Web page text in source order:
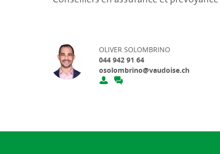
OLIVER SOLOMBRINO
044 942 91 64
osolombrino@vaudoise.ch